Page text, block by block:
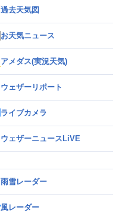
過去天気図
お天気ニュース
アメダス(実況天気)
ウェザーリポート
ライブカメラ
ウェザーニュースLiVE
雨雪レーダー
風レーダー